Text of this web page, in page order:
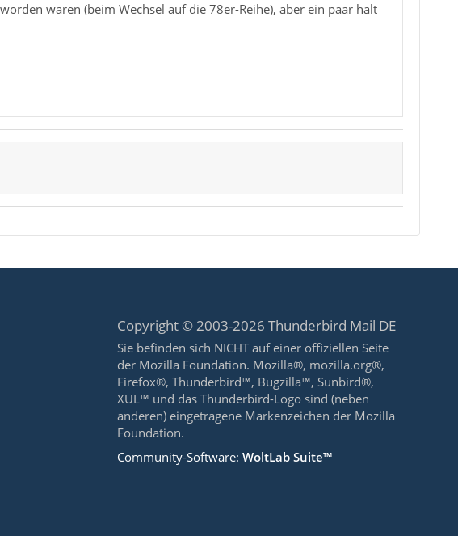
waren (beim Wechsel auf die 78er-Reihe), aber ein paar halt
Copyright © 2003-2026 Thunderbird Mail DE
Sie befinden sich NICHT auf einer offiziellen Seite
der Mozilla Foundation. Mozilla®, mozilla.org®,
Firefox®, Thunderbird™, Bugzilla™, Sunbird®,
XUL™ und das Thunderbird-Logo sind (neben
anderen) eingetragene Markenzeichen der Mozilla
Foundation.
Community-Software:WoltLab Suite™